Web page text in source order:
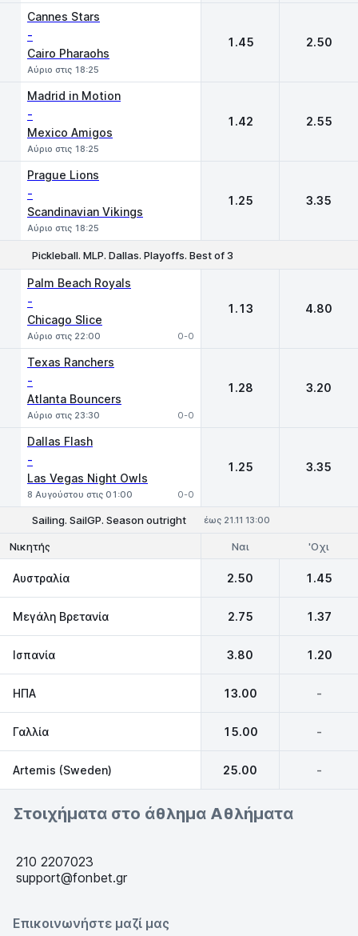
Cannes Stars
-
Cairo Pharaohs
Αύριο στις 18:25
1.45 2.50
Madrid in Motion
-
Mexico Amigos
Αύριο στις 18:25
1.42 2.55
Prague Lions
-
Scandinavian Vikings
Αύριο στις 18:25
1.25 3.35
Pickleball. MLP. Dallas. Playoffs. Best of 3
Palm Beach Royals
-
Chicago Slice
Αύριο στις 22:00 0-0
1.13 4.80
Texas Ranchers
-
Atlanta Bouncers
Αύριο στις 23:30 0-0
1.28 3.20
Dallas Flash
-
Las Vegas Night Owls
8 Αυγούστου στις 01:00 0-0
1.25 3.35
Sailing. SailGP. Season outright έως 21.11 13:00
Νικητής Ναι 'Οχι
Αυστραλία 2.50 1.45
Μεγάλη Βρετανία 2.75 1.37
Ισπανία 3.80 1.20
ΗΠΑ 13.00 -
Γαλλία 15.00 -
Artemis (Sweden) 25.00 -
Στοιχήματα στο άθλημα Αθλήματα
210 2207023
support@fonbet.gr
Επικοινωνήστε μαζί μας